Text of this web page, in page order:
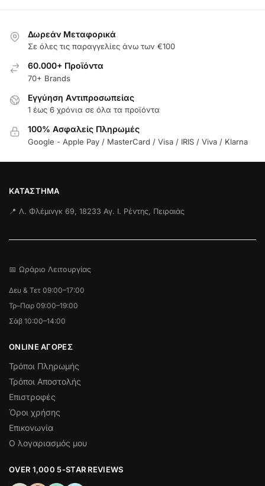
Δωρεάν Μεταφορικά
Σε όλες τις παραγγελίες άνω των €100
60.000+ Προϊόντα
70+ Brands
Εγγύηση Aντιπροσωπείας
1 έως 6 χρόνια σε όλα τα προϊόντα
100% Ασφαλείς Πληρωμές
Google - Apple Pay / MasterCard / Visa / IRIS / Viva / Klarna
ΚΑΤΆΣΤΗΜΑ
📍 Λ. Φλέμινγκ 69, 18233 Αγ. Ι. Ρέντης, Πειραιάς
📅 Ωράριο Λειτουργίας
Δευ & Τετ 09:00–17:00
Τρ–Παρ 09:00–19:00
Σάβ 10:00–14:00
ONLINE ΑΓΟΡΕΣ
Τρόποι Πληρωμής
Τρόποι Αποστολής
Επιστροφές
Όροι χρήσης
Επικονωνία
Ο λογαριασμός μου
OVER 1,000 5-STAR REVIEWS